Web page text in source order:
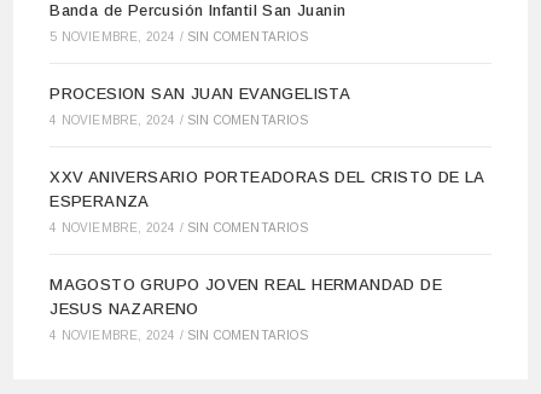
Banda de Percusión Infantil San Juanin
5 NOVIEMBRE, 2024 / SIN COMENTARIOS
PROCESION SAN JUAN EVANGELISTA
4 NOVIEMBRE, 2024 / SIN COMENTARIOS
XXV ANIVERSARIO PORTEADORAS DEL CRISTO DE LA
ESPERANZA
4 NOVIEMBRE, 2024 / SIN COMENTARIOS
MAGOSTO GRUPO JOVEN REAL HERMANDAD DE
JESUS NAZARENO
4 NOVIEMBRE, 2024 / SIN COMENTARIOS